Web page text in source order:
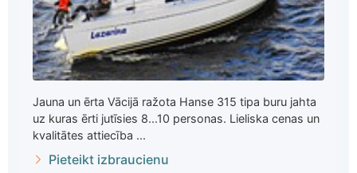
Jauna un ērta Vācijā ražota Hanse 315 tipa buru jahta
uz kuras ērti jutīsies 8...10 personas. Lieliska cenas un
kvalitātes attiecība ...
Pieteikt izbraucienu